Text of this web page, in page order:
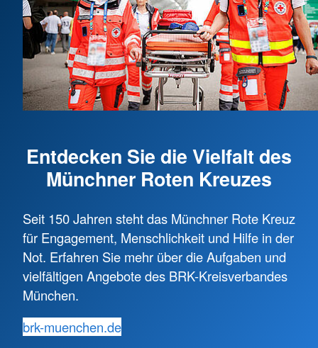
Entdecken Sie die Vielfalt des
Münchner Roten Kreuzes
Seit 150 Jahren steht das Münchner Rote Kreuz
für Engagement, Menschlichkeit und Hilfe in der
Not. Erfahren Sie mehr über die Aufgaben und
vielfältigen Angebote des BRK-Kreisverbandes
München.
brk-muenchen.de